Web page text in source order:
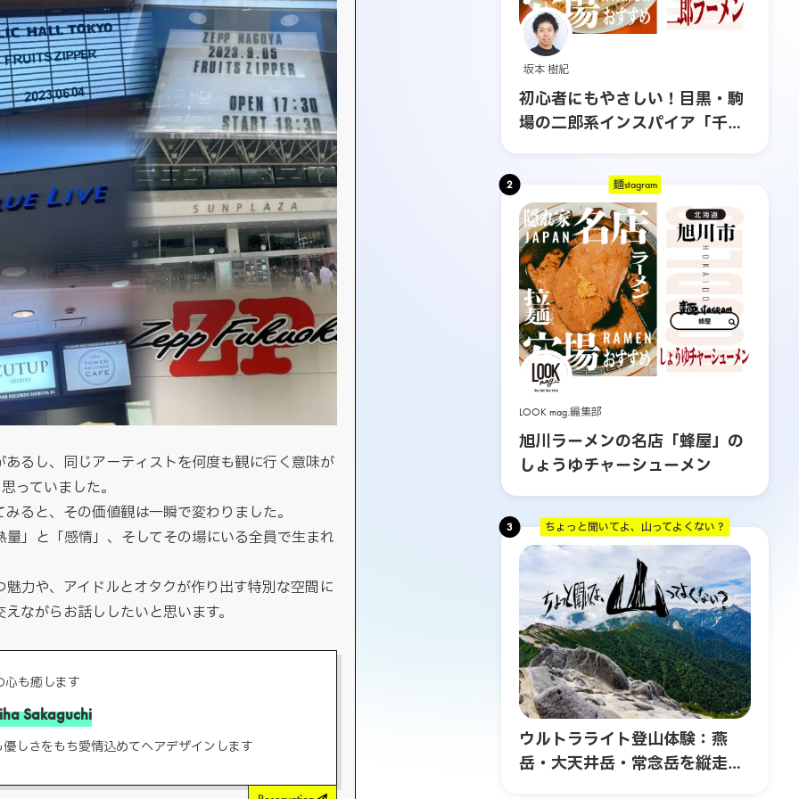
るし、同じアーティストを何度も観に行く意味が
っていました。
ると、その価値観は一瞬で変わりました。
」と「感情」、そしてその場にいる全員で生まれ
力や、アイドルとオタクが作り出す特別な空間に
ながらお話ししたいと思います。
心も癒します
Sakaguchi
しさをもち愛情込めてヘアデザインします
坂本 樹紀
初心者にもやさしい！目黒・駒
場の二郎系インスパイア「千里
2
LOOK mag.編集部
麺stagram
旭川ラーメンの名店「蜂屋」の
しょうゆチャーシューメン
3 ちょっと聞いてよ、山ってよくない？
ウルトラライト登山体験：燕
岳・大天井岳・常念岳を縦走す